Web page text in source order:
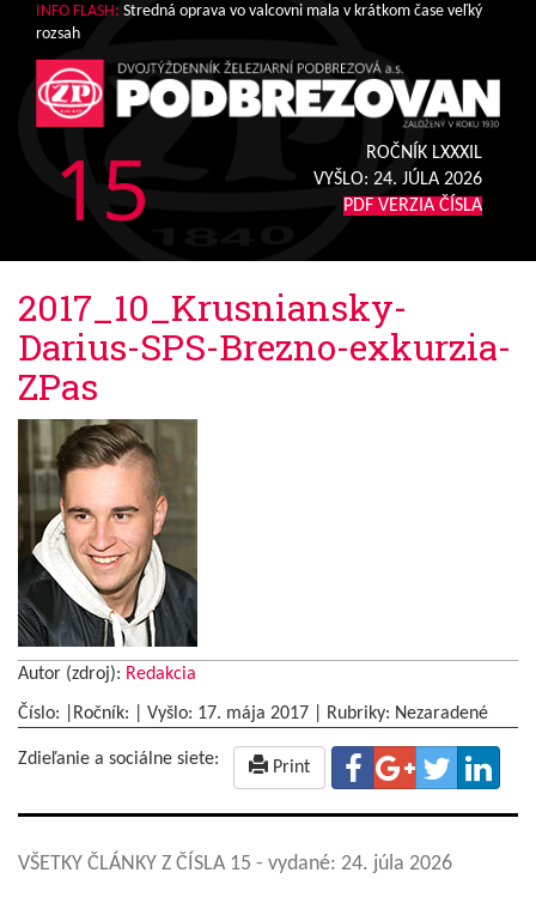
INFO FLASH: Stredná oprava vo valcovni mala v krátkom čase veľký
rozsah
15
ROČNÍK LXXXIL
VYŠLO: 24. JÚLA 2026
PDF VERZIA ČÍSLA
2017_10_Krusniansky-
Darius-SPS-Brezno-exkurzia-
ZPas
Autor (zdroj): Redakcia
Číslo: |Ročník: | Vyšlo: 17. mája 2017 Rubriky: Nezaradené
Zdieľanie a sociálne siete: Print
VŠETKY ČLÁNKY Z ČÍSLA 15 - vydané: 24. júla 2026